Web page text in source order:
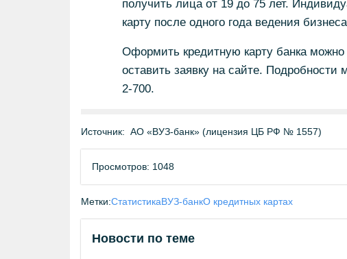
получить лица от 19 до 75 лет.
карту после одного года ведения
Оформить кредитную карту банка
оставить заявку на сайте.
2-700.
Источник: АО «ВУЗ-банк» (лицензия ЦБ РФ № 1557)
Просмотров: 1048
Метки:СтатистикаВУЗ-банкО кредитных картах
Новости по теме